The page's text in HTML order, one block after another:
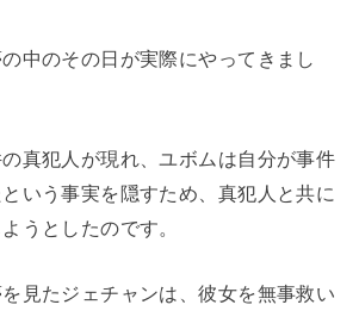
中のその日が実際にやってきまし
真犯人が現れ、ユボムは自分が事件
いう事実を隠すため、真犯人と共に
うとしたのです。
見たジェチャンは、彼女を無事救い